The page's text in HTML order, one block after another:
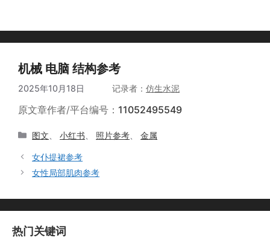
机械 电脑 结构参考
2025年10月18日 仿生水泥
原文章作者/平台编号： 11052495549
分
图文 、小红书 照片参考 、金属
女仆提裙参考
女性局部肌肉参考
热门关键词